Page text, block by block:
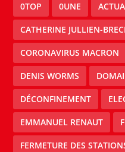
0TOP 0UNE
CATHERINE JULLIEN-
CORONAVIRUS MACRON
DENIS WORMS
DÉCONFINEMENT
EMMANUEL RENAUT
FERMETURE DES